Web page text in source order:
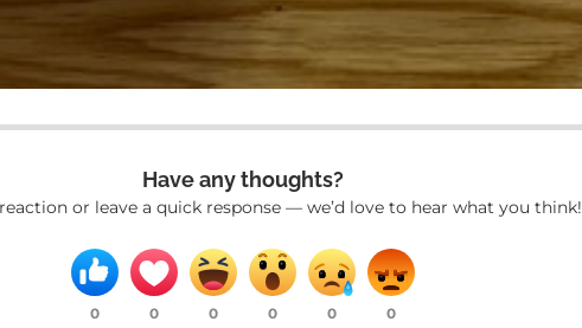
Have any thoughts?
or leave a quick response — we’d love to hear what you think!
0 0 0 0 0 0